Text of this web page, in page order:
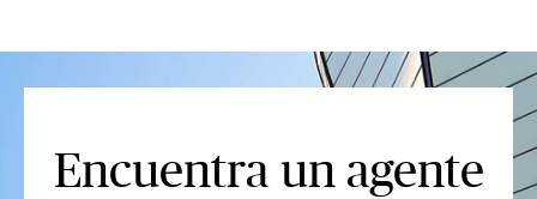
Encuentra un agente